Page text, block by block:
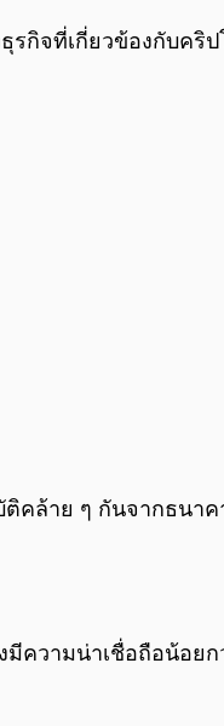
รกิจที่เกี่ยวข้องกับ
าย ๆ กันจากธนาคา
ความน่าเชื่อถือน้อย